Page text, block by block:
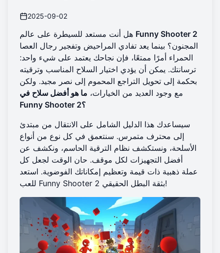
2025-09-02
Funny Shooter 2
المجنون؟ بينما يعد تفادي المراحيض وتفجير رجال العصا
الحمراء أمرًا ممتعًا، فإن نجاحك يعتمد على شيء واحد:
ترسانتك. يمكن أن يؤدي اختيار السلاح المناسب وترقيته
بحكمة إلى تحويل التراجع المحموم إلى نصر مجيد. ولكن
مع وجود العديد من الخيارات، ما هو أفضل سلاح في
Funny Shooter 2؟
سيساعدك هذا الدليل الشامل على الانتقال من مبتدئ
إلى محترف متمرس. سنتعمق في كل نوع من أنواع
الأسلحة، ونستكشف نظام الترقية الحاسم، ونكشف عن
أفضل التجهيزات لكل موقف. حان الوقت لجعل كل
عملة ذهبية ذات قيمة وتعظيم إمكاناتك الفوضوية. استعد
للعب Funny Shooter 2
بثقة البطل الحقيقي!